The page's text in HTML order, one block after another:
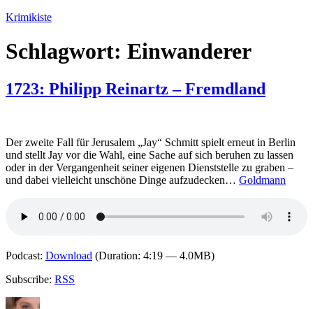
Zum
springen
Krimikiste
Schlagwort: Einwanderer
1723: Philipp Reinartz – Fremdland
Der zweite Fall für Jerusalem „Jay“ Schmitt spielt erneut in Berlin
und stellt Jay vor die Wahl, eine Sache auf sich beruhen zu lassen
oder in der Vergangenheit seiner eigenen Dienststelle zu graben –
und dabei vielleicht unschöne Dinge aufzudecken… Goldmann
Podcast: Download (Duration: 4:19 — 4.0MB)
Subscribe: RSS
Autor